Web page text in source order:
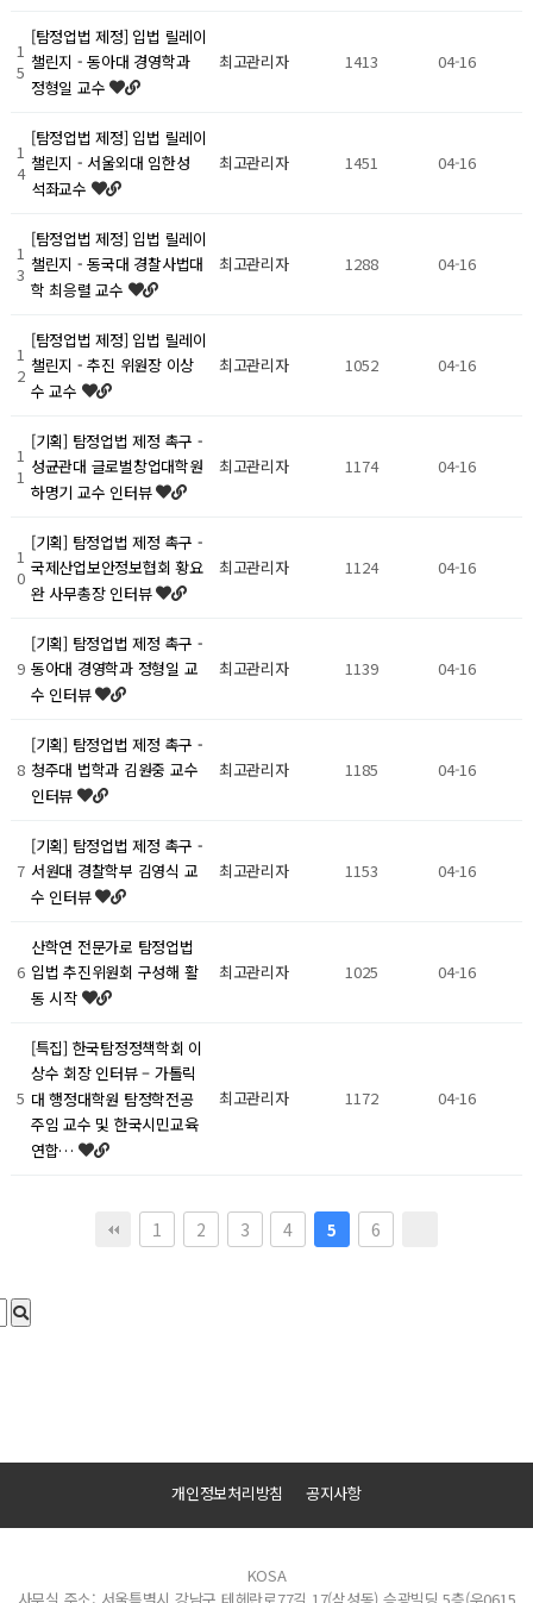
1
5
[탐정업법 제정] 입법 릴레이
챌린지 - 동아대 경영학과
정형일 교수
최고관리자 1413 04-16
1
4
[탐정업법 제정] 입법 릴레이
챌린지 - 서울외대 임한성
석좌교수
최고관리자 1451 04-16
1
3
[탐정업법 제정] 입법 릴레이
챌린지 - 동국대 경찰사법대
학 최응렬 교수
최고관리자 1288 04-16
1
2
[탐정업법 제정] 입법 릴레이
챌린지 - 추진 위원장 이상
수 교수
최고관리자 1052 04-16
1
1
[기획] 탐정업법 제정 촉구 -
성균관대 글로벌창업대학원
하명기 교수 인터뷰
최고관리자 1174 04-16
1
0
[기획] 탐정업법 제정 촉구 -
국제산업보안정보협회 황요
완 사무총장 인터뷰
최고관리자 1124 04-16
9
[기획] 탐정업법 제정 촉구 -
동아대 경영학과 정형일 교
수 인터뷰
최고관리자 1139 04-16
8
[기획] 탐정업법 제정 촉구 -
청주대 법학과 김원중 교수
인터뷰
최고관리자 1185 04-16
7
[기획] 탐정업법 제정 촉구 -
서원대 경찰학부 김영식 교
수 인터뷰
최고관리자 1153 04-16
6
산학연 전문가로 탐정업법
입법 추진위원회 구성해 활
동 시작
최고관리자 1025 04-16
5
[특집] 한국탐정정책학회 이
상수 회장 인터뷰 – 가톨릭
대 행정대학원 탐정학전공
주임 교수 및 한국시민교육
연합…
최고관리자 1172 04-16
1 2 3 4 5 6
개인정보처리방침 공지사항
KOSA